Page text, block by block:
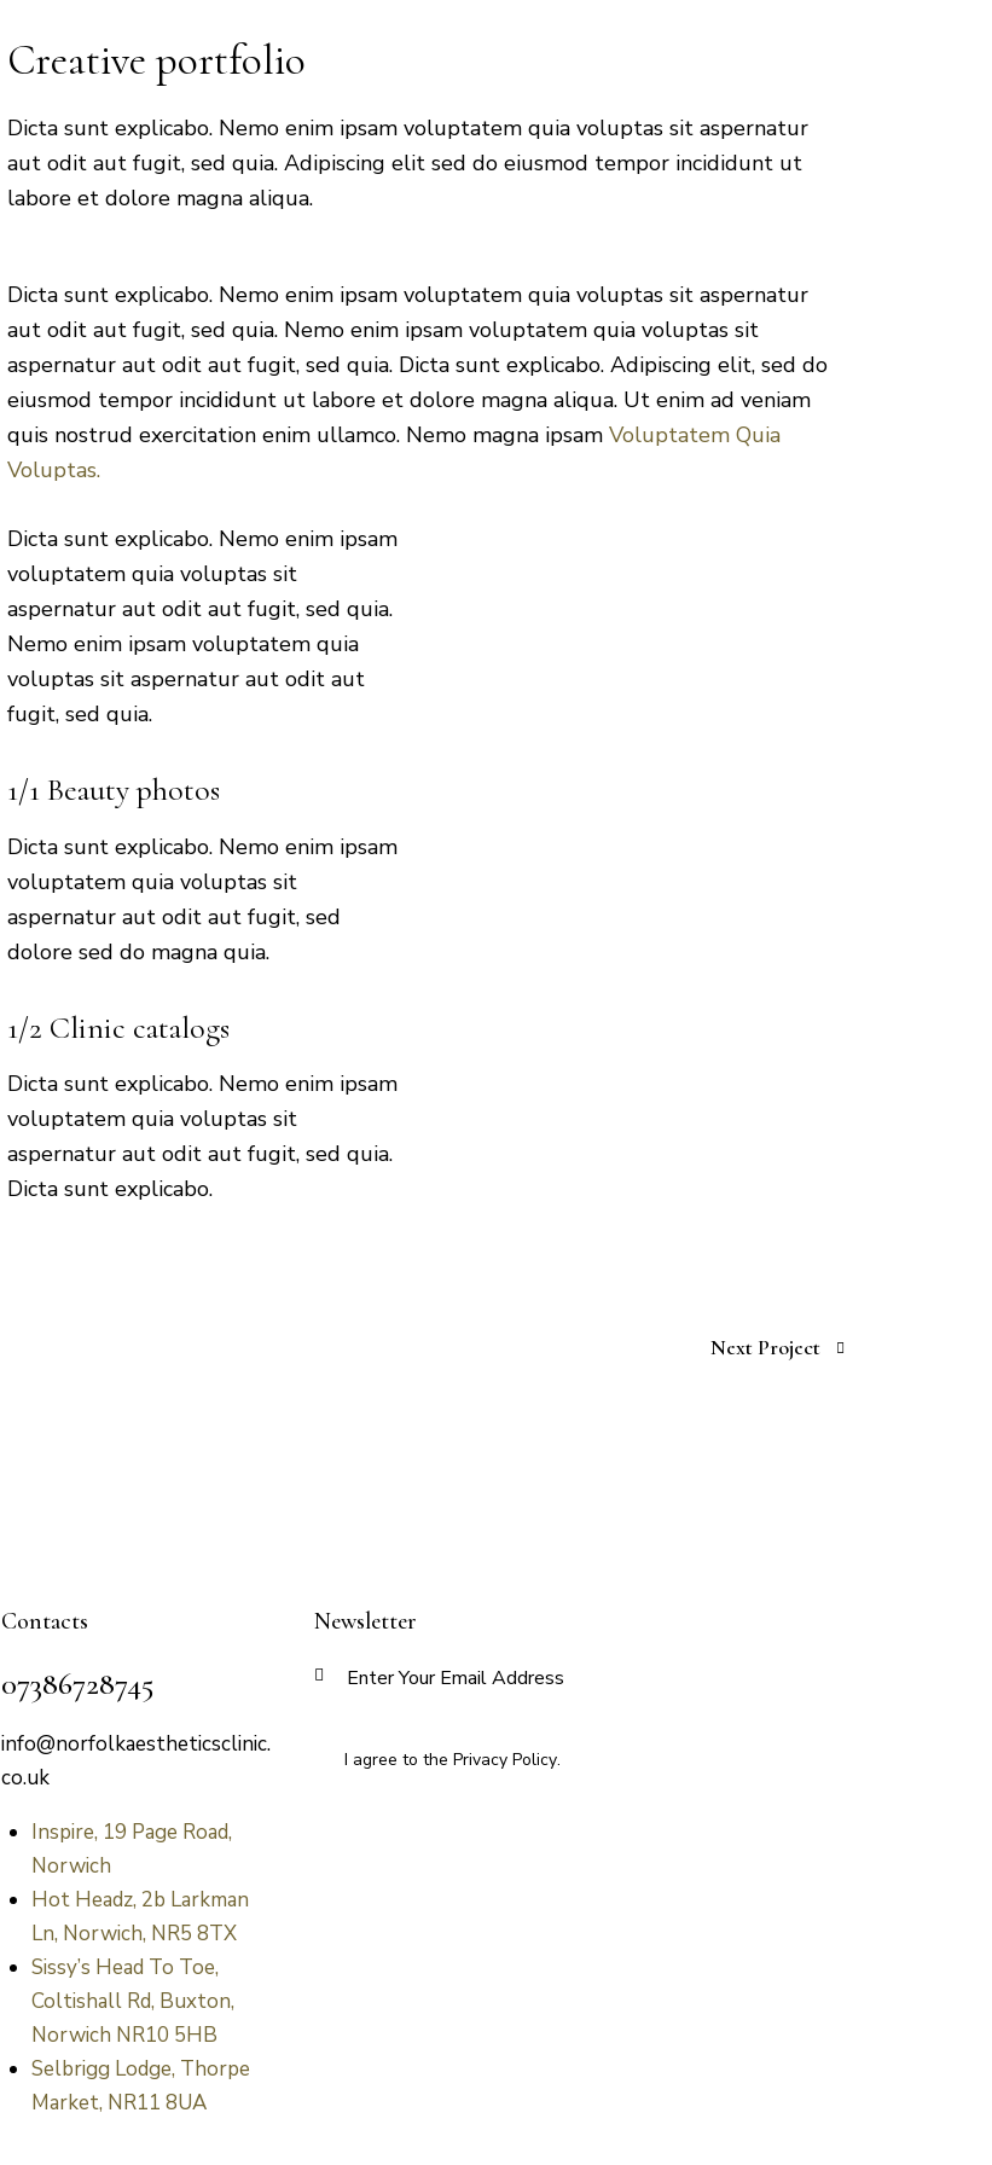
Creative portfolio
Dicta sunt explicabo. Nemo enim ipsam voluptatem quia voluptas sit aspernatur
aut odit aut fugit, sed quia. Adipiscing elit sed do eiusmod tempor incididunt ut
labore et dolore magna aliqua.
Dicta sunt explicabo. Nemo enim ipsam voluptatem quia voluptas sit aspernatur
aut odit aut fugit, sed quia. Nemo enim ipsam voluptatem quia voluptas sit
aspernatur aut odit aut fugit, sed quia. Dicta sunt explicabo. Adipiscing elit, sed do
eiusmod tempor incididunt ut labore et dolore magna aliqua. Ut enim ad veniam
quis nostrud exercitation enim ullamco. Nemo magna ipsam Voluptatem Quia
Voluptas.
Dicta sunt explicabo. Nemo enim ipsam
voluptatem quia voluptas sit
aspernatur aut odit aut fugit, sed quia.
Nemo enim ipsam voluptatem quia
voluptas sit aspernatur aut odit aut
fugit, sed quia.
1/1 Beauty photos
Dicta sunt explicabo. Nemo enim ipsam
voluptatem quia voluptas sit
aspernatur aut odit aut fugit, sed
dolore sed do magna quia.
1/2 Clinic catalogs
Dicta sunt explicabo. Nemo enim ipsam
voluptatem quia voluptas sit
aspernatur aut odit aut fugit, sed quia.
Dicta sunt explicabo.
Next Project
Contacts
07386728745
info@norfolkaestheticsclinic.
co.uk
Inspire, 19 Page Road,
Norwich
Hot Headz, 2b Larkman
Ln, Norwich, NR5 8TX
Sissy’s Head To Toe,
Coltishall Rd, Buxton,
Norwich NR10 5HB
Selbrigg Lodge, Thorpe
Market, NR11 8UA
Newsletter
I agree to thePrivacy Policy.